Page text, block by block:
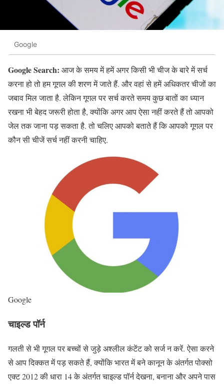
Google
Google Search: आज के समय में हमें अगर किसी भी चीज के बारे में सर्च
करना हो तो हम गूगल की शरण में जाते हैं. और वहां से हमें अधिकतर चीजों का
जबाव मिल जाता है. लेकिन गूगल पर सर्च करते समय कुछ बातों का ध्यान
रखना भी बेहद जरूरी होता है, क्योंकि अगर आप ऐसा नहीं करते हैं तो आपको
जेल तक जाना पड़ सकता है. तो चलिए आपको बताते हैं कि आपको गूगल पर
कौन सी चीजें सर्च नहीं करनी चाहिए.
Google
चाइल्ड पॉर्न
गलती से भी गूगल पर बच्चों से जुड़े अश्लील कंटेंट को सर्ज न करें. ऐसा करने
से आप दिक्कत में पड़ सकते हैं, क्योंकि भारत में बने कानून के अंतर्गत पोक्सो
एक्ट 2012 की धारा 14 के अंतर्गत चाइल्ड पॉर्न देखना, बनाना और अपने पास